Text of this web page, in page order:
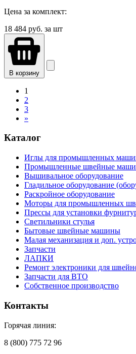
Цена за комплект:
18 484 руб. за шт
В корзину
1
2
3
»
Каталог
Иглы для промышленных
Промышленные швейные
Вышивальное оборудование
Гладильное оборудование
Раскройное оборудование
Моторы для промышленных
Прессы для установки
Светильники стулья
Бытовые швейные машины
Малая механизация и доп.
Запчасти
ЛАПКИ
Ремонт электроники для
Запчасти для ВТО
Собственное производство
Контакты
Горячая линия:
8 (800) 775 72 96